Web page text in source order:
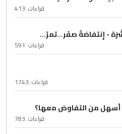
قراءات :413
- إِنتفاضةُ صفَر…تمرّ...
قراءات :591
قراءات :1743
أسهل من التفاوض معها؟
قراءات :783